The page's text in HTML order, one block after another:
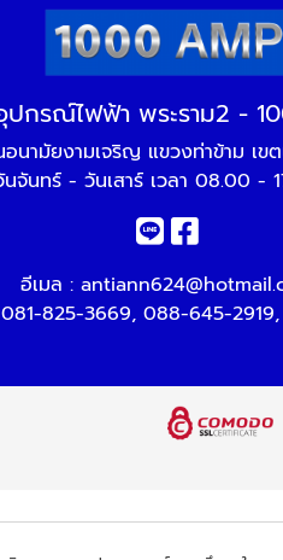
ปกรณ์ไฟฟ้า พระราม2 -
ามัยงามเจริญ แขวงท่าข้าม เข
นจันทร์ - วันเสาร์ เวลา 08.00 -
อีเมล :
081-825-3669, 088-645-2919,